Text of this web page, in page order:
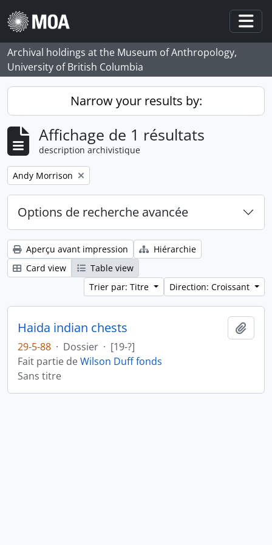
Skip to main content
Archival holdings at the Museum of Anthropology,
University of British Columbia
Narrow your results by:
Affichage de 1 résultats
description archivistique
Remove filter:
Andy Morrison
Options de recherche avancée
Aperçu avant impression
Hiérarchie
Card view
Table view
Trier par: Titre
Direction: Croissant
Haida indian chests
29-5-88 · Dossier · [19-?]
Fait partie deWilson Duff fonds
Sans titre